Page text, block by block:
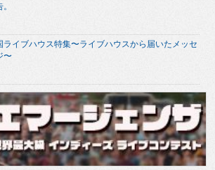
ライブハウス特集〜ライブハウスから届いたメッセ
〜